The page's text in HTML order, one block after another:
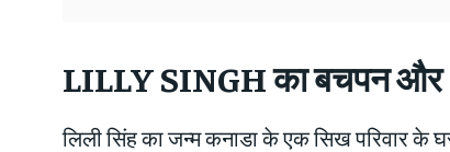
LILLY SINGH का बचपन
लिली सिंह का जन्म कनाडा के एक सिख परिवार के